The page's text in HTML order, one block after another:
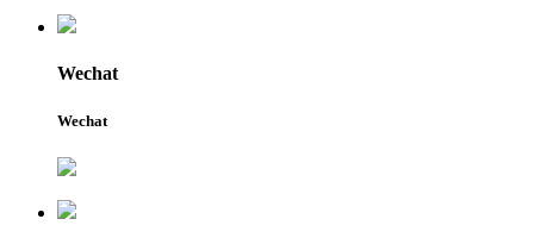
Wechat
Wechat